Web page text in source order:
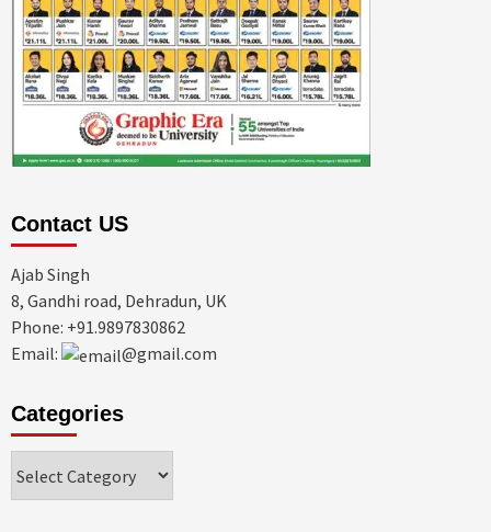
Contact US
Ajab Singh
8, Gandhi road, Dehradun, UK
Phone: +91.9897830862
Email:
@gmail.com
Categories